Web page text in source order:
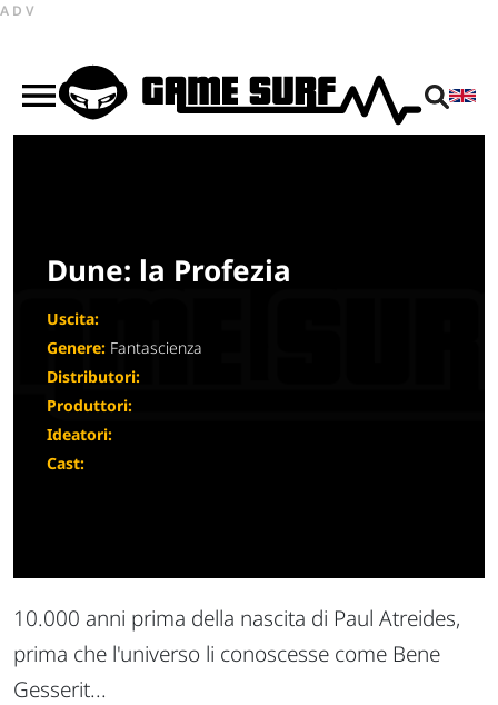
ADV
Dune: la Profezia
Uscita:
Genere: Fantascienza
Distributori:
Produttori:
Ideatori:
Cast:
10.000 anni prima della nascita di Paul Atreides,
prima che l'universo li conoscesse come Bene
Gesserit...